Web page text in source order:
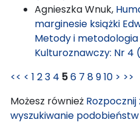
Agnieszka Wnuk,
marginesie książki
Metody i metodologia
Kulturoznawczy: Nr 4
<< < 1 23 4 56 7 8910 > >>
Możesz również
wyszukiwanie podobieństw